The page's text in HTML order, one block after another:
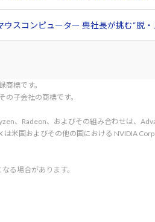
ウスコンピューター 軣社長が挑む“脱
標です。
子会社の商標です。
、Radeon、およびその組み合わせは、
米国およびその他の国における NVIDIA
る場合があります。